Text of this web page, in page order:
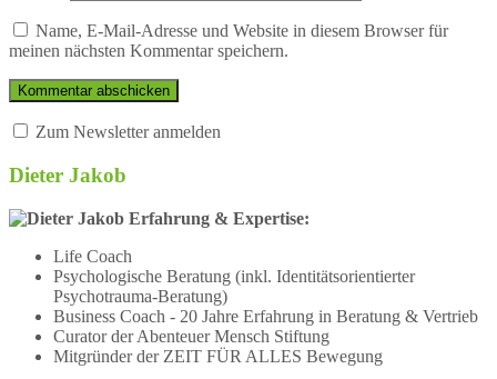
Name, E-Mail-Adresse und Website in diesem Browser für
meinen nächsten Kommentar speichern.
Zum Newsletter anmelden
Dieter Jakob
Erfahrung & Expertise:
Life Coach
Psychologische Beratung (inkl. Identitätsorientierter
Psychotrauma-Beratung)
Business Coach - 20 Jahre Erfahrung in Beratung & Vertrieb
Curator der Abenteuer Mensch Stiftung
Mitgründer der ZEIT FÜR ALLES Bewegung